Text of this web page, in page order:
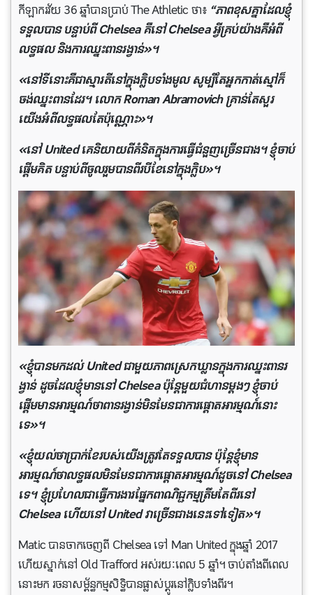
កីឡាករវ័យ 36 ឆ្នាំបានប្រាប់ The Athletic ថា៖ “ភាពខុសគ្នាដែលខ្ញុំ
ទទួលបាន បន្ទាប់ពី Chelsea គឺនៅ Chelsea អ្វីគ្រប់យ៉ាងគឺអំពី
លទ្ធផល និងការឈ្នះពានរង្វាន់»។
«នៅទីនោះគឺជាស្មារតីនៅក្នុងក្លិបទាំងមូល សូម្បីតែអ្នកកាត់ស្មៅក៏
ចង់ឈ្នះពានដែរ។ លោក Roman Abramovich គ្រាន់តែសួរ
យើងអំពីលទ្ធផលតែប៉ុណ្ណោះ»។
«នៅ United គេនិយាយពីគំនិតក្នុងការធ្វើជំនួញច្រើនជាង។ ខ្ញុំចាប់
ផ្តើមគិត បន្ទាប់ពីចូលរួមបានពីរបីខែនៅក្នុងក្លិប»។
«ខ្ញុំបានមកដល់ United ជាមួយភាពស្រេកឃ្លានក្នុងការឈ្នះពានរ
ង្វាន់ ដូចដែលខ្ញុំមាននៅ Chelsea ប៉ុន្តែមួយជំហានម្តងៗ ខ្ញុំចាប់
ផ្តើមមានអារម្មណ៍ថាពានរង្វាន់មិនមែនជាការផ្តោតអារម្មណ៍នោះ
ទេ»។
«ខ្ញុំយល់ថាប្រាក់ខែរបស់យើងត្រូវតែទទួលបាន ប៉ុន្តែខ្ញុំមាន
អារម្មណ៍ថាលទ្ធផលមិនមែនជាការផ្តោតអារម្មណ៍ដូចនៅ Chelsea
ទេ។ ខ្ញុំប្រហែលជាធ្វើការងារផ្នែកពាណិជ្ជកម្មត្រឹមតែពីរនៅ
Chelsea ហើយនៅ United វាច្រើនជាងនេះទៅទៀត»។
Matic បានចាកចេញពី Chelsea ទៅ Man United ក្នុងឆ្នាំ 2017
ហើយស្នាក់នៅ Old Trafford អស់រយៈពេល 5 ឆ្នាំ។ ចាប់តាំងពីពេល
នោះមក រចនាសម្ព័ន្ធកម្មសិទ្ធិបានផ្លាស់ប្តូរនៅក្លិបទាំងពីរ។